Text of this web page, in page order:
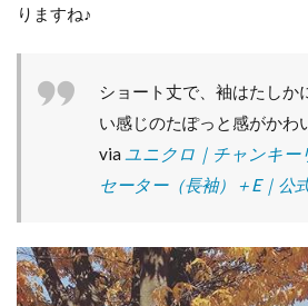
りますね♪
ショート丈で、袖はたしか
い感じのたぽっと感がかわ
via ユニクロ｜チャンキー
セーター（長袖）＋E｜公